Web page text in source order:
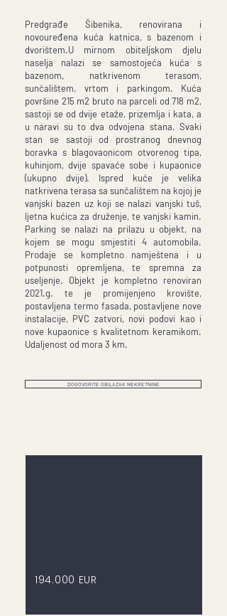
Predgrađe Šibenika, renovirana i
novouređena kuća katnica, s bazenom i
dvorištem.U mirnom obiteljskom djelu
naselja nalazi se samostojeća kuća s
bazenom, natkrivenom terasom,
sunčalištem, vrtom i parkingom. Kuća
površine 215 m2 bruto na parceli od 718 m2,
sastoji se od dvije etaže, prizemlja i kata, a
u naravi su to dva odvojena stana. Svaki
stan se sastoji od prostranog dnevnog
boravka s blagovaonicom otvorenog tipa,
kuhinjom, dvije spavaće sobe i kupaonice
(ukupno dvije). Ispred kuće je velika
natkrivena terasa sa sunčalištem na kojoj je
vanjski bazen uz koji se nalazi vanjski tuš,
ljetna kućica za druženje, te vanjski kamin.
Parking se nalazi na prilazu u objekt, na
kojem se mogu smjestiti 4 automobila.
Prodaje se kompletno namještena i u
potpunosti opremljena, te spremna za
useljenje. Objekt je kompletno renoviran
2021.g. te je promijenjeno krovište,
postavljena termo fasada, postavljene nove
instalacije, PVC zatvori, novi podovi kao i
nove kupaonice s kvalitetnom keramikom.
Udaljenost od mora 3 km.
DOGOVORITE OBILAZAK NEKRETNINE
194.000 EUR